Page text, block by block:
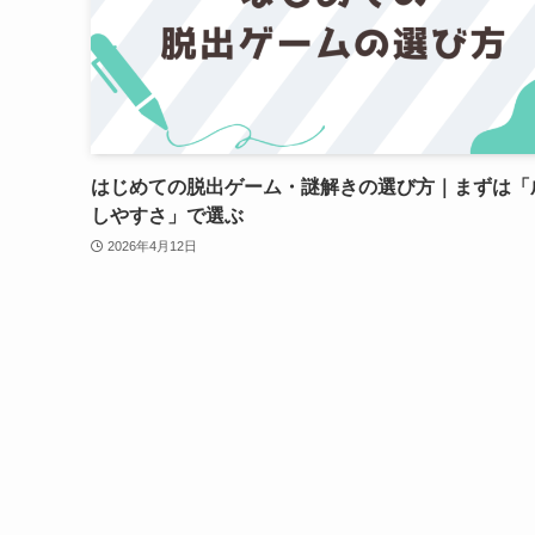
はじめての脱出ゲーム・謎解きの選び方｜まずは「
しやすさ」で選ぶ
2026年4月12日